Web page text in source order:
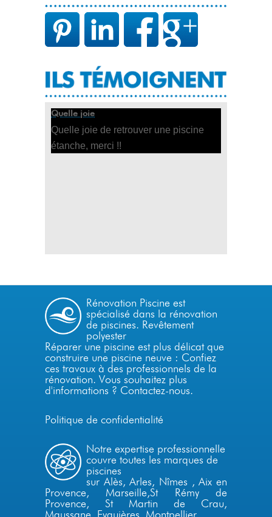
Quelle joie
Quelle joie de retrouver une piscine
étanche, merci !!
Rénovation Piscine est
spécialisé dans la rénovation
de piscines. Revêtement
polyester
Réparer une piscine est plus délicat que
construire une piscine neuve : Confiez
ces travaux à des professionnels de la
rénovation. Vous souhaitez plus
d'informations ? Contactez-nous.
Politique de confidentialité
Notre expertise professionnelle
couvre toutes les marques de
piscines
sur Alès,Arles, Nîmes ,Aix en
Provence,Marseille,St Rémy de
Provence, St Martin de Crau,